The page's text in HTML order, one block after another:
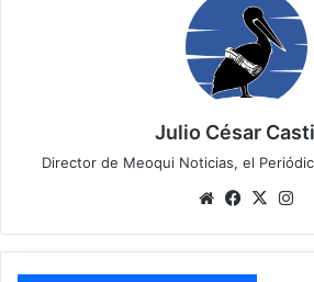
Julio César
Director de Meoqui Noticias, el
We
te
Fa
bo
ok
X